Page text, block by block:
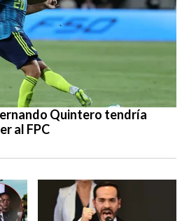
Quintero tendría
al FPC